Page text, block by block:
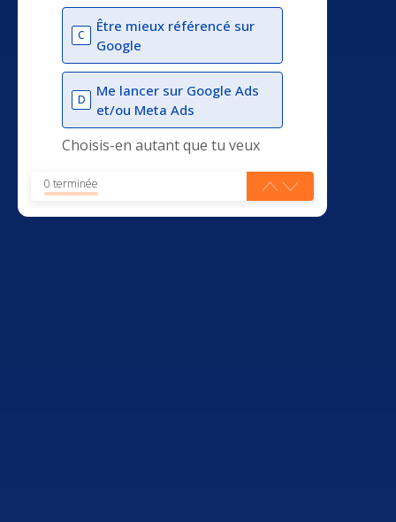
C
Être mieux référencé sur
Google
D
Me lancer sur Google Ads
et/ou Meta Ads
Choisis-en autant que tu veux
0 terminée